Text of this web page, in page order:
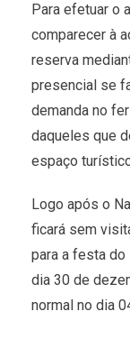
Para efetuar o
comparecer à
reserva
presencial se
demanda no
daqueles que
espaço
Logo após o
ficará sem
para a festa do
dia 30 de
normal no dia